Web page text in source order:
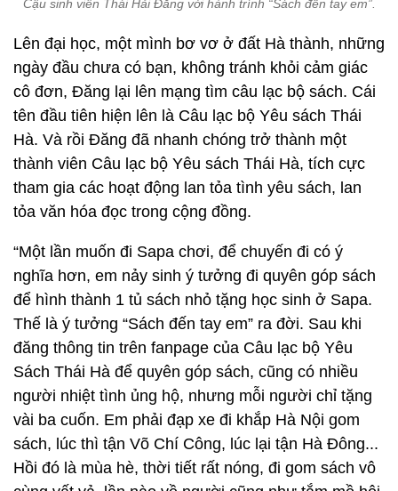
Cậu sinh viên Thái Hải Đăng với hành trình “Sách đến tay em”.
Lên đại học, một mình bơ vơ ở đất Hà thành, những
ngày đầu chưa có bạn, không tránh khỏi cảm giác
cô đơn, Đăng lại lên mạng tìm câu lạc bộ sách. Cái
tên đầu tiên hiện lên là Câu lạc bộ Yêu sách Thái
Hà. Và rồi Đăng đã nhanh chóng trở thành một
thành viên Câu lạc bộ Yêu sách Thái Hà, tích cực
tham gia các hoạt động lan tỏa tình yêu sách, lan
tỏa văn hóa đọc trong cộng đồng.
“Một lần muốn đi Sapa chơi, để chuyến đi có ý
nghĩa hơn, em nảy sinh ý tưởng đi quyên góp sách
để hình thành 1 tủ sách nhỏ tặng học sinh ở Sapa.
Thế là ý tưởng “Sách đến tay em” ra đời. Sau khi
đăng thông tin trên fanpage của Câu lạc bộ Yêu
Sách Thái Hà để quyên góp sách, cũng có nhiều
người nhiệt tình ủng hộ, nhưng mỗi người chỉ tặng
vài ba cuốn. Em phải đạp xe đi khắp Hà Nội gom
sách, lúc thì tận Võ Chí Công, lúc lại tận Hà Đông...
Hồi đó là mùa hè, thời tiết rất nóng, đi gom sách vô